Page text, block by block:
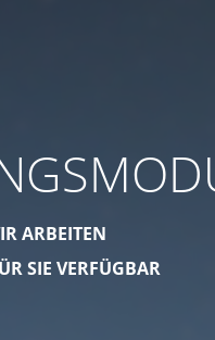
ARBEITEN
SIE VERFÜGBAR